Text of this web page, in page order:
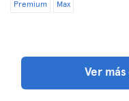
Premium Max
Ver